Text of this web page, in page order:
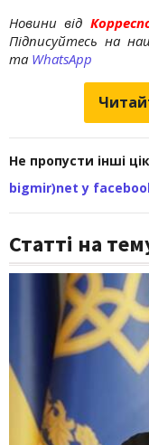
Новини від
Підписуйтесь на
та WhatsApp
Не пропусти інші
bigmir)net у
Статті на